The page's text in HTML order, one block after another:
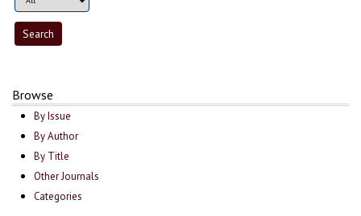
Browse
By Issue
By Author
By Title
Other Journals
Categories